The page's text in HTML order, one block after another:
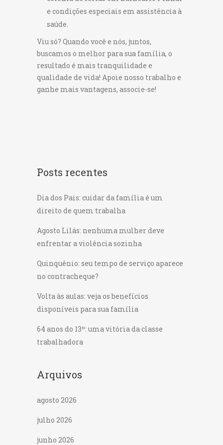
e condições especiais em assistência à
saúde.
Viu só? Quando você e nós, juntos,
buscamos o melhor para sua família, o
resultado é mais tranquilidade e
qualidade de vida! Apoie nosso trabalho e
ganhe mais vantagens, associe-se!
Posts recentes
Dia dos Pais: cuidar da família é um
direito de quem trabalha
Agosto Lilás: nenhuma mulher deve
enfrentar a violência sozinha
Quinquênio: seu tempo de serviço aparece
no contracheque?
Volta às aulas: veja os benefícios
disponíveis para sua família
64 anos do 13º: uma vitória da classe
trabalhadora
Arquivos
agosto 2026
julho 2026
junho 2026